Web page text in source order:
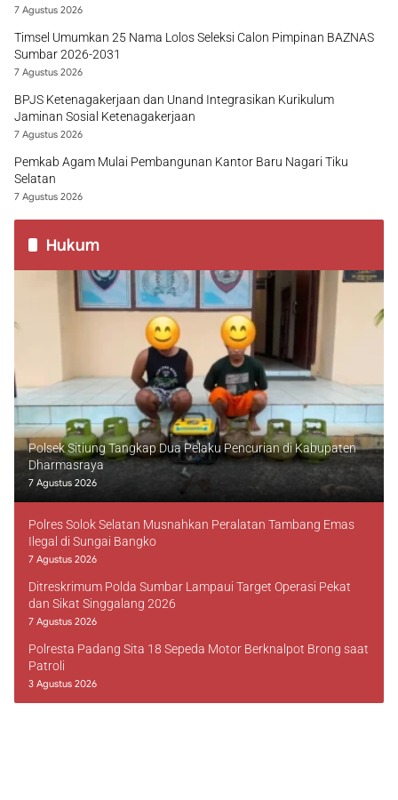
7 Agustus 2026
Timsel Umumkan 25 Nama Lolos Seleksi Calon Pimpinan BAZNAS
Sumbar 2026-2031
7 Agustus 2026
BPJS Ketenagakerjaan dan Unand Integrasikan Kurikulum
Jaminan Sosial Ketenagakerjaan
7 Agustus 2026
Pemkab Agam Mulai Pembangunan Kantor Baru Nagari Tiku
Selatan
7 Agustus 2026
Hukum
Polsek Sitiung Tangkap Dua Pelaku Pencurian di Kabupaten
Dharmasraya
7 Agustus 2026
Polres Solok Selatan Musnahkan Peralatan Tambang Emas
Ilegal di Sungai Bangko
7 Agustus 2026
Ditreskrimum Polda Sumbar Lampaui Target Operasi Pekat
dan Sikat Singgalang 2026
7 Agustus 2026
Polresta Padang Sita 18 Sepeda Motor Berknalpot Brong saat
Patroli
3 Agustus 2026